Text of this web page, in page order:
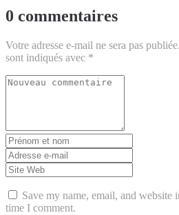
0 commentaires
Votre adresse e-mail ne sera pas publiée.
sont indiqués avec *
Votre
Prénom
et
nom*
Adresse
e-
mail
*
Site
Web
Save my name, email, and website
time I comment.